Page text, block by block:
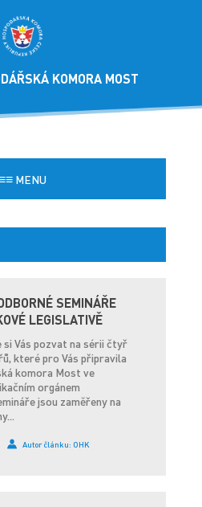
KOMORA MOST
MENU
SEMINÁŘE
LEGISLATIVĚ
si Vás pozvat na sérii čtyř
které pro Vás připravila
komora Most ve
orgánem
jsou zaměřeny na
Autor článku: OHK